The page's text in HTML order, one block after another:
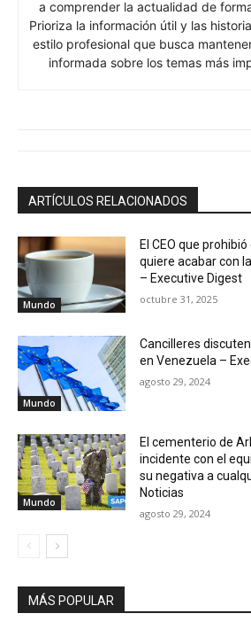
a comprender la actualidad de
Prioriza la información útil y las
estilo profesional que busca
informada sobre los temas más
ARTÍCULOS RELACIONADOS
Mundo
El CEO que
quiere acabar con
– Executive Digest
octubre 31, 2025
Mundo
Cancilleres
en Venezuela –
agosto 29, 2024
Mundo
El cementerio de
incidente con el
su negativa a
Noticias
agosto 29, 2024
MÁS POPULAR